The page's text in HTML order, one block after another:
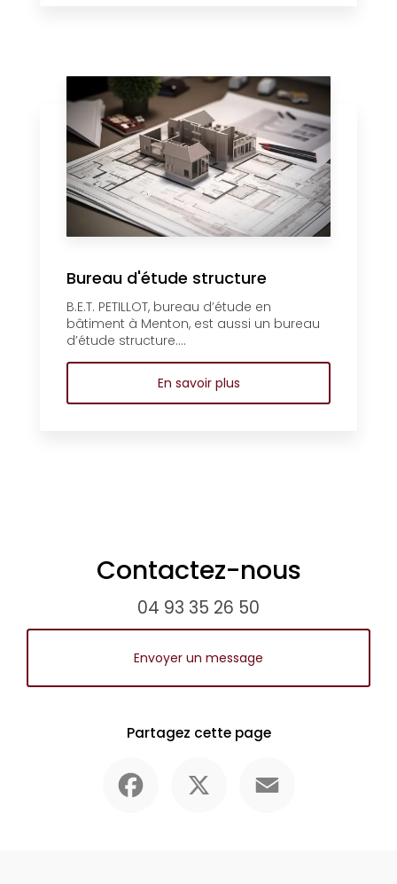
Bureau d'étude structure
B.E.T. PETILLOT, bureau d’étude en
bâtiment à Menton, est aussi un bureau
d’étude structure....
En savoir plus
Contactez-nous
04 93 35 26 50
Envoyer un message
Partagez cette page